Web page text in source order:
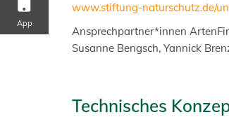
App
www.stiftung-naturschutz.de/
Ansprechpartner*innen
Susanne Bengsch, Yannick
Technisches